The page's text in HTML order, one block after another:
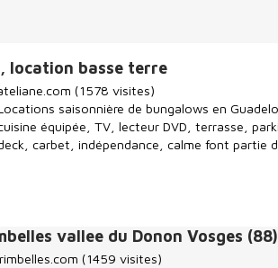
location basse terre
(1578 visites)
saisonnière de bungalows en
équipée, TV, lecteur DVD, terrasse,
carbet, indépendance, calme font partie
vallee du Donon Vosges (88)
(1459 visites)